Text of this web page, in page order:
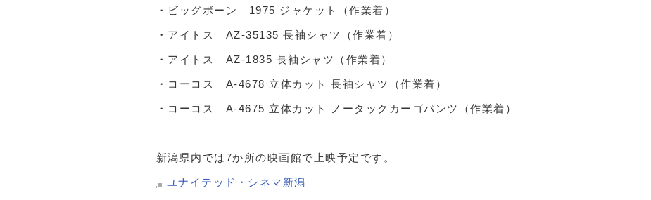
・ビッグボーン 1975 ジャケット（作業着）
・アイトス AZ-35135 長袖シャツ（作業着）
・アイトス AZ-1835 長袖シャツ（作業着）
・コーコス A-4678 立体カット 長袖シャツ（作業着）
・コーコス A-4675 立体カット ノータックカーゴパンツ（作業着）
新潟県内では7か所の映画館で上映予定です。
ユナイテッド・シネマ新潟